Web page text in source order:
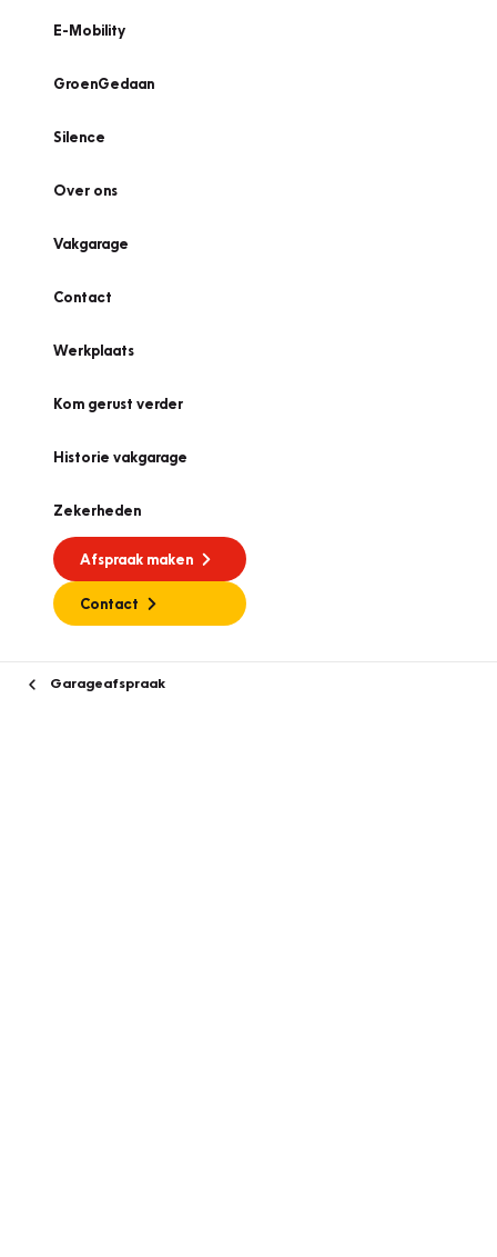
E-Mobility
GroenGedaan
Silence
Over ons
Vakgarage
Contact
Werkplaats
Kom gerust verder
Historie vakgarage
Zekerheden
Afspraak maken
Contact
Garageafspraak